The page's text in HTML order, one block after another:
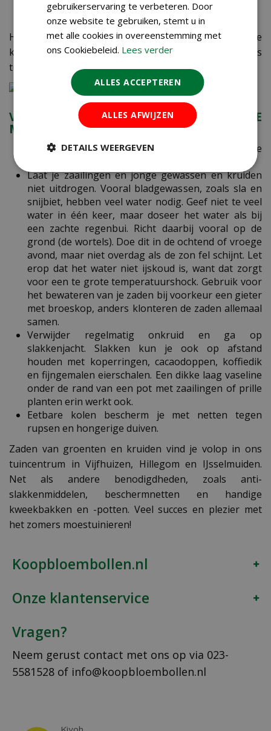
winterprei
witte kool
Heb je vragen, of wil je advies over jouw zomerse
kweek? Vraag onze moestuinexperts in ons
tuincentrum om advies. Zij helpen je graag!
VERZORGINGSTIPS VOOR JE ZOMERSE
MOESTUIN
Zaai of plant liever niets tijdens een hittegolf; stel je
Laat je zaailingen en jonge gewassen en kruiden
niet uitdrogen. Vooral bladgewassen, zoals sla en
snijbiet, hebben veel water nodig. Geef niet te veel
water in één keer, maar doseer het water als bij
een zachte regenbui. Richt daarbij vooral op de
grond (de wortels). Doe dit in de ochtend of vroege
avond, maar niet overdag als de zon fel schijnt. Let
erop dat het water niet ijskoud is, want dat zorgt
voor een te grote temperatuurshock. Gebruik voor
het bewateren van je zaden bij voorkeur een gieter
met broeskop, anders klonteren de zaden allemaal
samen.
Verwijder regelmatig onkruid en ga op
slakkenjacht. Slakken kun je ook op afstand
houden met koperringen, cacaodoppen, koffiedik
en fijngemalen eierschalen. Een dikke laag vaseline
onder de rand van een pot met zaailingen of prille
planten erin werkt ook.
Eetbare kolen bescherm je met netten tegen
rupsen en hongerige duiven.
Zaden van groenten en kruiden vind je volop in ons
tuincentrum in Vijfhuizen, Hillegom en IJsselmuiden.
Net als andere benodigdheden, zoals anti-
slakkenmiddelen, beschermnetten en handige
kweekbakken en -potten. Veel succes en plezier met
het zomers moestuinieren!
Koopbloembollen.nl
Onze klantenservice
Vragen?
Neem gerust contact met ons op via 023-
5581528 of info@koopbloembollen.nl
gebruikerservaring te verbeteren. Door
onze website te gebruiken, stemt u in
met alle cookies in overeenstemming met
ons Cookiebeleid. Lees verder
ALLES ACCEPTEREN
ALLES AFWIJZEN
DETAILS WEERGEVEN